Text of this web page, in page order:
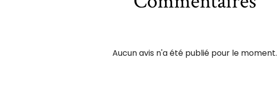
Aucun avis n'a été publié pour le moment.